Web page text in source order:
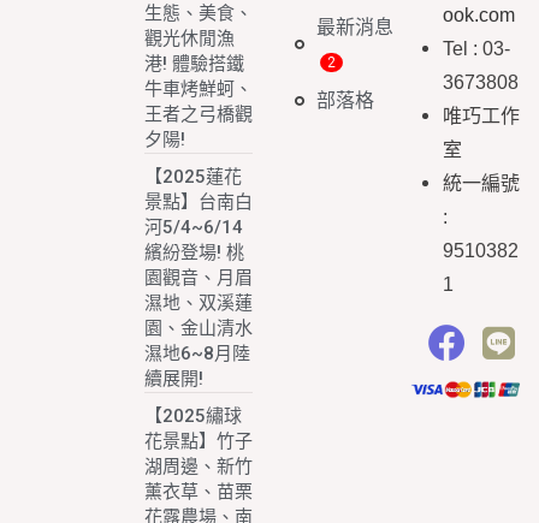
生態、美食、
觀光休閒漁
港! 體驗搭鐵
牛車烤鮮蚵、
王者之弓橋觀
夕陽!
【2025蓮花
景點】台南白
河5/4~6/14
繽紛登場! 桃
園觀音、月眉
濕地、双溪蓮
園、金山清水
濕地6~8月陸
續展開!
【2025繡球
花景點】竹子
湖周邊、新竹
薰衣草、苗栗
花露農場、南
最新消息
部落格
ook.com
Tel : 03-
3673808
唯巧工作
室
統一編號
:
9510382
1